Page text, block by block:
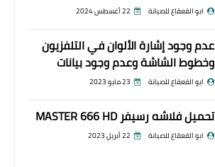
ابو القعقاع للصيانة 22 أغسطس 2024
عدم وجود إشارة الألوان في التلفزيون
وخطوط الشاشة وعدم وجود بيانات
ابو القعقاع للصيانة 23 مايو 2023
تحميل فلاشه رسيفر MASTER 666 HD
ابو القعقاع للصيانة 22 أبريل 2023